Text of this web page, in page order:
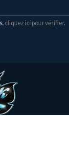
cliquez ici pour vérifier.